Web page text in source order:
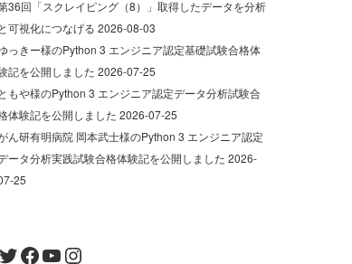
36回「スクレイピング（8）」取得したデータを分析
と可視化につなげる 2026-08-03
っきー様のPython 3 エンジニア認定基礎試験合格体
記を公開しました 2026-07-25
ともや様のPython 3 エンジニア認定データ分析試験合
体験記を公開しました 2026-07-25
ん研有明病院 岡本武士様のPython 3 エンジニア認定
ータ分析実践試験合格体験記を公開しました 2026-
25
Twitter
Facebook
YouTube
Instagram